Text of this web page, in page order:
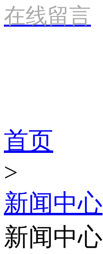
在线留言
首页
>
新闻中心
新闻中心